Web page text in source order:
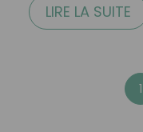
LIRE LA SUITE
1